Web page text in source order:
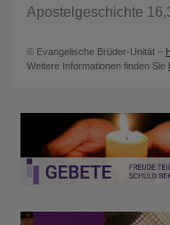
Apostelgeschichte
© Evangelische Brüder-Unität –
Weitere Informationen finden Sie